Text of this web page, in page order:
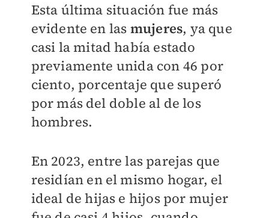
Esta última situación fue más
evidente en las mujeres, ya que
casi la mitad había estado
previamente unida con 46 por
ciento, porcentaje que superó
por más del doble al de los
hombres.
En 2023, entre las parejas que
residían en el mismo hogar, el
ideal de hijas e hijos por mujer